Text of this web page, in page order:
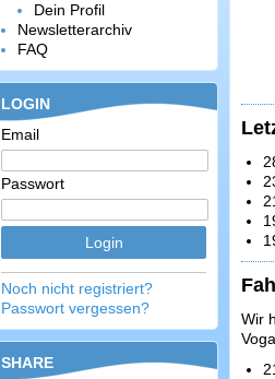
Dein Profil
Newsletterarchiv
FAQ
LOGIN
Email
Passwort
Noch nicht registriert?
Passwort vergessen?
SHARE
Wir